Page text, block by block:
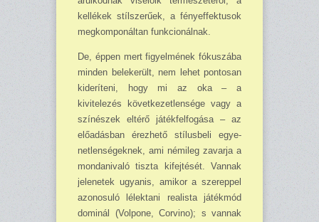
kellékek stílsze­rűek, a fényeffektusok
megkomponáltan funkcionálnak.
De, éppen mert figyelmé­nek fókuszába
minden bele­került, nem lehet pontosan
kideríteni, hogy mi az oka – a
kivitelezés következetlen­sége vagy a
színészek eltérő játékfelfogása – az
előadás­ban érezhető stílusbeli egye­
netlenségeknek, ami némileg zavarja a
mondanivaló tisz­ta kifejtését. Vannak
jelene­tek ugyanis, amikor a szerep­pel
azonosuló lélektani rea­lista játékmód
dominál (Vol­pone, Corvino); s vannak